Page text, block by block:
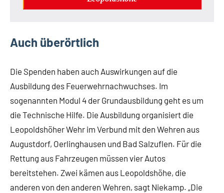
Auch überörtlich
Die Spenden haben auch Auswirkungen auf die
Ausbildung des Feuerwehrnachwuchses. Im
sogenannten Modul 4 der Grundausbildung geht es um
die Technische Hilfe. Die Ausbildung organisiert die
Leopoldshöher Wehr im Verbund mit den Wehren aus
Augustdorf, Oerlinghausen und Bad Salzuflen. Für die
Rettung aus Fahrzeugen müssen vier Autos
bereitstehen. Zwei kämen aus Leopoldshöhe, die
anderen von den anderen Wehren, sagt Niekamp. „Die